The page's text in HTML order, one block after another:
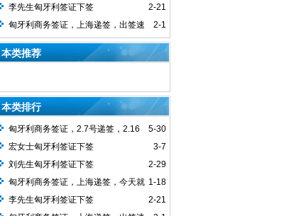
2-21
李先生匈牙利签证下签
2-1
匈牙利商务签证，上海递签，出签速
度很快，递交的时候有购买真实机票
本类推荐
本类排行
5-30
匈牙利商务签证，2.7号递签，2.16
号拿到的签证，北京使馆签发
3-7
宏女士匈牙利签证下签
2-29
刘先生匈牙利签证下签
1-18
匈牙利商务签证，上海递签，今天就
收到签证了，出签速度很快，递交的时候
2-21
李先生匈牙利签证下签